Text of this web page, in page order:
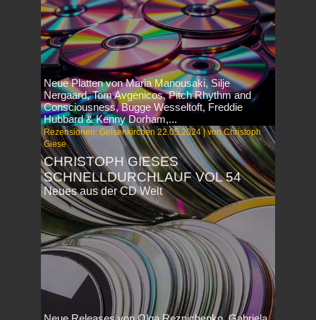
Neue Platten von Maria Manousaki, Silje
Nergaard, Tom Avgenicos, Pitch Rhythm and
Consciousness, Bugge Wesseltoft, Freddie
Hubbard & Kenny Dorham,...
Rezensionen: Gelsenkirchen 22.05.2024 | von Christoph
Giese
CHRISTOPH GIESES
SCHNELLDURCHLAUF VOL 54
Neues aus der CD Welt